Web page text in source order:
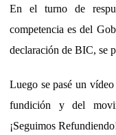
En el turno de
competencia es del
declaración de BIC, se
Luego se pasé un
fundición y del
¡Seguimos